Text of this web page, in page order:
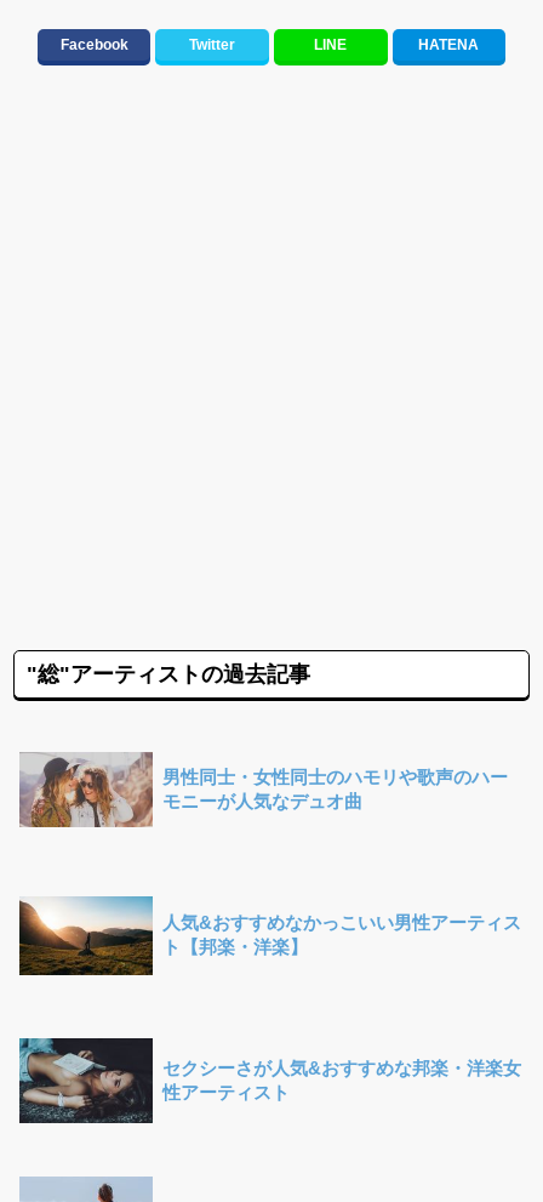
応援ソング バラード・歌詞が泣ける歌
Facebook Twitter LINE HATENA
"総"アーティストの過去記事
男性同士・女性同士のハモリや歌声のハー
モニーが人気なデュオ曲
人気&おすすめなかっこいい男性アーティス
ト【邦楽・洋楽】
セクシーさが人気&おすすめな邦楽・洋楽女
性アーティスト